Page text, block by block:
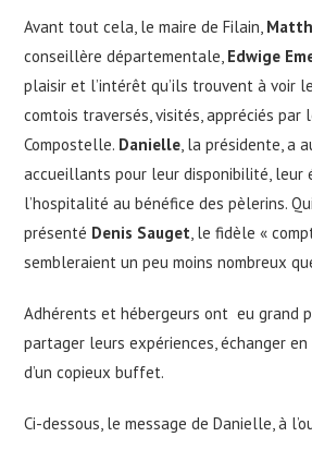
Avant tout cela, le maire de Filain,
conseillère départementale, Edwige
plaisir et l’intérêt qu’ils trouvent à voir
comtois traversés, visités, appréciés par
Compostelle. Danielle, la présidente, a
accueillants pour leur disponibilité, leur
l’hospitalité au bénéfice des pèlerins.
présenté Denis Sauget, le fidèle «
sembleraient un peu moins nombreux
Adhérents et hébergeurs ont eu grand
partager leurs expériences, échanger
d’un copieux buffet.
Ci-dessous, le message de Danielle, à